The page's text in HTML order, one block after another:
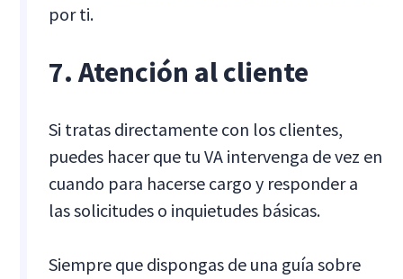
por ti.
7. Atención al cliente
Si tratas directamente con los clientes,
puedes hacer que tu VA intervenga de vez en
cuando para hacerse cargo y responder a
las solicitudes o inquietudes básicas.
Siempre que dispongas de una guía sobre